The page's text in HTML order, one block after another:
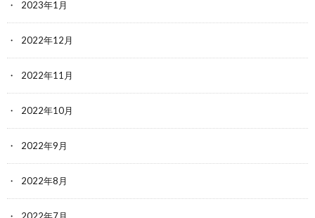
2023年1月
2022年12月
2022年11月
2022年10月
2022年9月
2022年8月
2022年7月